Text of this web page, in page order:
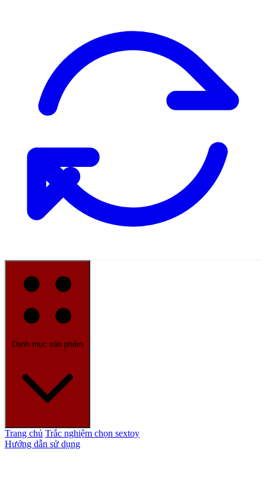
Danh mục sản phẩm
Trang chủ Trắc nghiệm chọn sextoy
Hướng dẫn sử dụng